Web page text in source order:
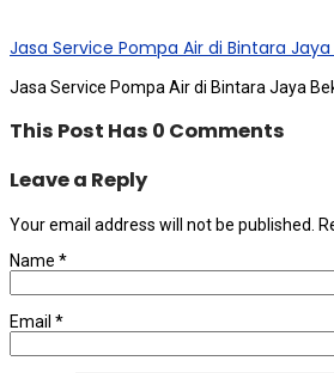
Jasa Service Pompa Air di Bintara Jaya
Jasa Service Pompa Air di Bintara Jaya
This Post Has 0 Comments
Leave a Reply
Your email address will not be published.
Name *
Email *